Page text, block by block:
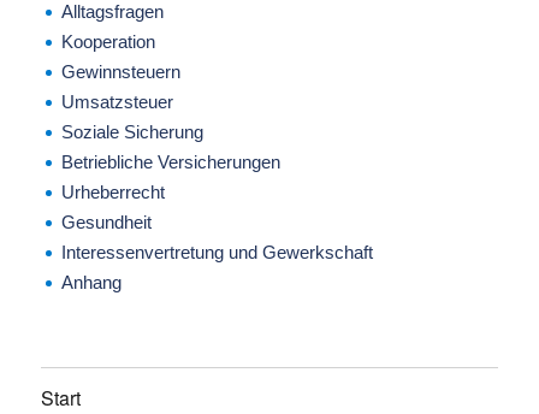
Alltagsfragen
Kooperation
Gewinnsteuern
Umsatzsteuer
Soziale Sicherung
Betriebliche Versicherungen
Urheberrecht
Gesundheit
Interessenvertretung und Gewerkschaft
Anhang
Start